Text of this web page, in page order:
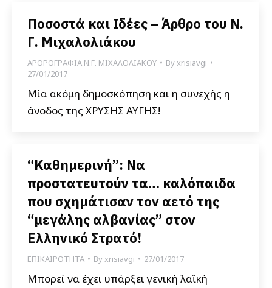
Ποσοστά και Ιδέες – Άρθρο του Ν.
Γ. Μιχαλολιάκου
ΑΡΘΡΟΓΡΑΦΙΑ Ν.Γ. ΜΙΧΑΛΟΛΙΑΚΟΥ Byxrisiavgi
27/01/2017
Μία ακόμη δημοσκόπηση και η συνεχής η
άνοδος της ΧΡΥΣΗΣ ΑΥΓΗΣ!
“Καθημερινή”: Να
προστατευτούν τα… καλόπαιδα
που σχημάτισαν τον αετό της
“μεγάλης αλβανίας” στον
Ελληνικό Στρατό!
ΕΠΙΚΑΙΡΟΤΗΤΑ Byxrisiavgi 27/01/2017
Μπορεί να έχει υπάρξει γενική λαϊκή